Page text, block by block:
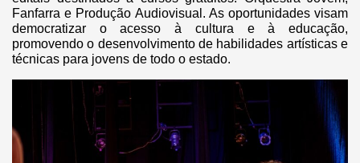
Fanfarra e Produção Audiovisual. As oportunidades visam
democratizar o acesso à cultura e à educação,
promovendo o desenvolvimento de habilidades artísticas e
técnicas para jovens de todo o estado.